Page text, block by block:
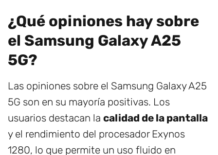
¿Qué opiniones hay sobre
el Samsung Galaxy A25
5G?
Las opiniones sobre el Samsung Galaxy A25
5G son en su mayoría positivas. Los
usuarios destacan la calidad de la pantalla
y el rendimiento del procesador Exynos
1280, lo que permite un uso fluido en